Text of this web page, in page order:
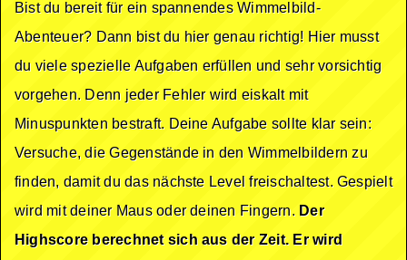
Bist du bereit für ein spannendes Wimmelbild-
Abenteuer? Dann bist du hier genau richtig! Hier musst
du viele spezielle Aufgaben erfüllen und sehr vorsichtig
vorgehen. Denn jeder Fehler wird eiskalt mit
Minuspunkten bestraft. Deine Aufgabe sollte klar sein:
Versuche, die Gegenstände in den Wimmelbildern zu
finden, damit du das nächste Level freischaltest. Gespielt
wird mit deiner Maus oder deinen Fingern. Der
Highscore berechnet sich aus der Zeit. Er wird